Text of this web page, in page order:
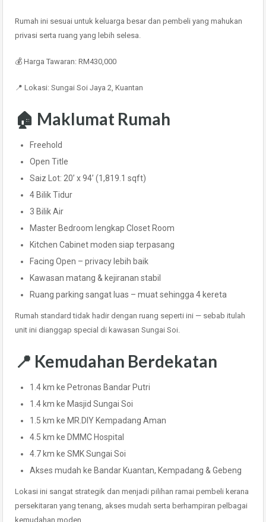
Rumah ini sesuai untuk keluarga besar dan pembeli yang mahukan
privasi serta ruang yang lebih selesa.
💰 Harga Tawaran: RM430,000
📍 Lokasi: Sungai Soi Jaya 2, Kuantan
🏠 Maklumat Rumah
Freehold
Open Title
Saiz Lot: 20’ x 94’ (1,819.1 sqft)
4 Bilik Tidur
3 Bilik Air
Master Bedroom lengkap Closet Room
Kitchen Cabinet moden siap terpasang
Facing Open – privacy lebih baik
Kawasan matang & kejiranan stabil
Ruang parking sangat luas – muat sehingga 4 kereta
Rumah standard tidak hadir dengan ruang seperti ini — sebab itulah
unit ini dianggap special di kawasan Sungai Soi.
📍 Kemudahan Berdekatan
1.4 km ke Petronas Bandar Putri
1.4 km ke Masjid Sungai Soi
1.5 km ke MR.DIY Kempadang Aman
4.5 km ke DMMC Hospital
4.7 km ke SMK Sungai Soi
Akses mudah ke Bandar Kuantan, Kempadang & Gebeng
Lokasi ini sangat strategik dan menjadi pilihan ramai pembeli kerana
persekitaran yang tenang, akses mudah serta berhampiran pelbagai
kemudahan moden.